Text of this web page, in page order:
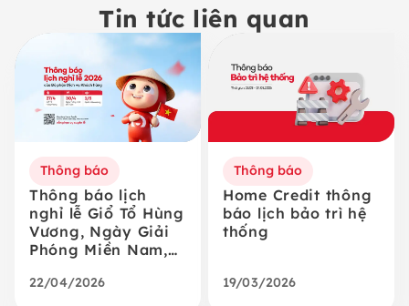
Tin tức liên quan
Thông báo
Thông báo lịch
nghỉ lễ Giổ Tổ Hùng
Vương, Ngày Giải
Phóng Miền Nam,
Nước & Ngày Quốc
22/04/2026
Thông báo
Home Credit thông
báo lịch bảo trì hệ
thống
19/03/2026